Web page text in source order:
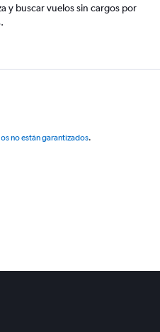
y buscar vuelos sin cargos por
no están garantizados.